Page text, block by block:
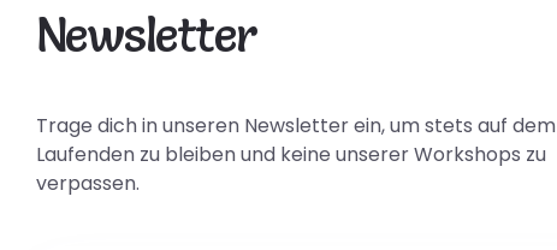
Newsletter
Trage dich in unseren Newsletter ein, um stets auf dem
Laufenden zu bleiben und keine unserer Workshops zu
verpassen.